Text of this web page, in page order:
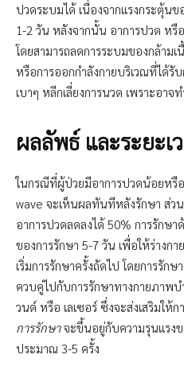
ปวดระบมได้ เนื่องจากแรงกระตุ้น
1-2 วัน หลังจากนั้น อาการปวด หรื
โดยสามารถลดการระบมของกล้าม
หรือการออกกำลังกายบริเวณที่ได้รั
เบาๆ หลีกเลี่ยงการนวด เพราะอาจ
ผลลัพธ์ และระยะเ
ในกรณีที่ผู้ป่วยมีอาการปวดน้อยหรือ
wave จะเห็นผลทันทีหลังรักษา ส่ว
อาการปวดลดลงได้ 50% การรักษ
ของการรักษา 5-7 วัน เพื่อให้ร่างก
เริ่มการรักษาครั้งถัดไป โดยการรัก
ควบคู่ไปกับการรักษาทางกายภาพ
วนด์ หรือ เลเซอร์ ซึ่งจะส่งเสริมให้
การรักษาจะขึ้นอยู่กับความรุนแรงข
ประมาณ 3-5 ครั้ง